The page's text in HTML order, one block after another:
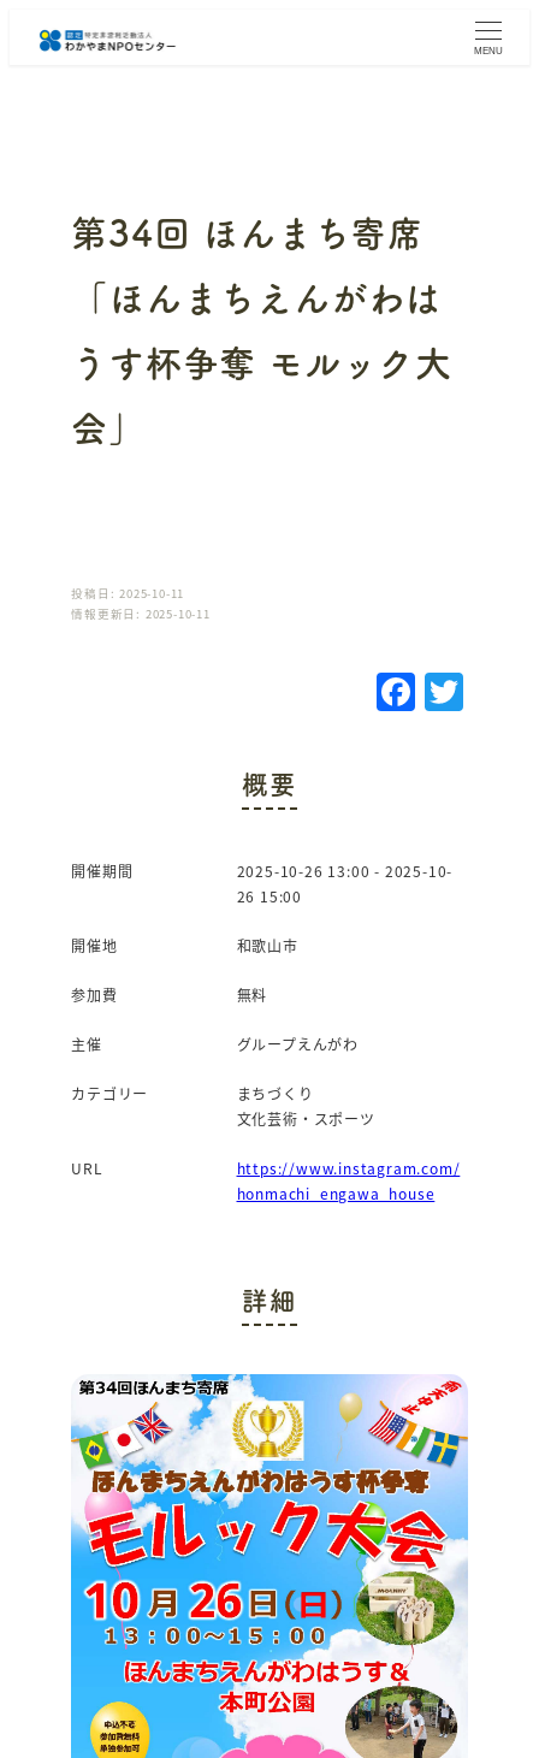
MENU
第34回 ほんまち寄席
「ほんまちえんがわは
うす杯争奪 モルック大
会」
投稿日: 2025-10-11
情報更新日: 2025-10-11
F
a
o
T
概要
開催期間
2025-10-26 13:00 - 2025-10-
26 15:00
開催地 和歌山市
参加費 無料
主催 グループえんがわ
カテゴリー
まちづくり
文化芸術・スポーツ
URL
https://www.instagram.com/
honmachi_engawa_house
詳細